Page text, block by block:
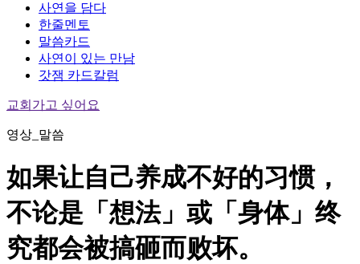
사연을 담다
한줄멘토
말씀카드
사연이 있는 만남
갓잼 카드칼럼
교회가고 싶어요
영상_말씀
如果让自己养成不好的习惯，
不论是「想法」或「身体」终
究都会被搞砸而败坏。